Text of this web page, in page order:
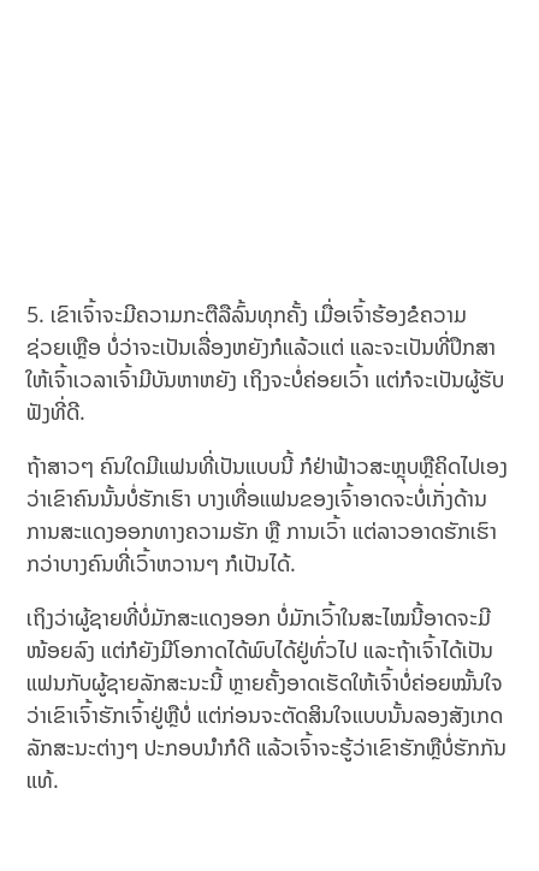
5. ເຂົາເຈົ້າຈະມີຄວາມກະຕືລືລົ້ນທຸກຄັ້ງ ເມື່ອເຈົ້າຮ້ອງຂໍຄວາມ
ຊ່ວຍເຫຼືອ ບໍ່ວ່າຈະເປັນເລື່ອງຫຍັງກໍແລ້ວແຕ່ ແລະຈະເປັນທີ່ປຶກສາ
ໃຫ້ເຈົ້າເວລາເຈົ້າມີບັນຫາຫຍັງ ເຖິງຈະບໍ່ຄ່ອຍເວົ້າ ແຕ່ກໍຈະເປັນຜູ້ຮັບ
ຟັງທີ່ດີ.
ຖ້າສາວໆ ຄົນໃດມີແຟນທີ່ເປັນແບບນີ້ ກໍຢ່າຟ້າວສະຫຼຸບຫຼືຄິດໄປເອງ
ວ່າເຂົາຄົນນັ້ນບໍ່ຮັກເຮົາ ບາງເທື່ອແຟນຂອງເຈົ້າອາດຈະບໍ່ເກັ່ງດ້ານ
ການສະແດງອອກທາງຄວາມຮັກ ຫຼື ການເວົ້າ ແຕ່ລາວອາດຮັກເຮົາ
ກວ່າບາງຄົນທີ່ເວົ້າຫວານໆ ກໍເປັນໄດ້.
ເຖິງວ່າຜູ້ຊາຍທີ່ບໍ່ມັກສະແດງອອກ ບໍ່ມັກເວົ້າໃນສະໄໝນີ້ອາດຈະມີ
ໜ້ອຍລົງ ແຕ່ກໍຍັງມີໂອກາດໄດ້ພົບໄດ້ຢູ່ທົ່ວໄປ ແລະຖ້າເຈົ້າໄດ້ເປັນ
ແຟນກັບຜູ້ຊາຍລັກສະນະນີ້ ຫຼາຍຄັ້ງອາດເຮັດໃຫ້ເຈົ້າບໍ່ຄ່ອຍໝັ້ນໃຈ
ວ່າເຂົາເຈົ້າຮັກເຈົ້າຢູ່ຫຼືບໍ່ ແຕ່ກ່ອນຈະຕັດສິນໃຈແບບນັ້ນລອງສັງເກດ
ລັກສະນະຕ່າງໆ ປະກອບນຳກໍດີ ແລ້ວເຈົ້າຈະຮູ້ວ່າເຂົາຮັກຫຼືບໍ່ຮັກກັນ
ແທ້.